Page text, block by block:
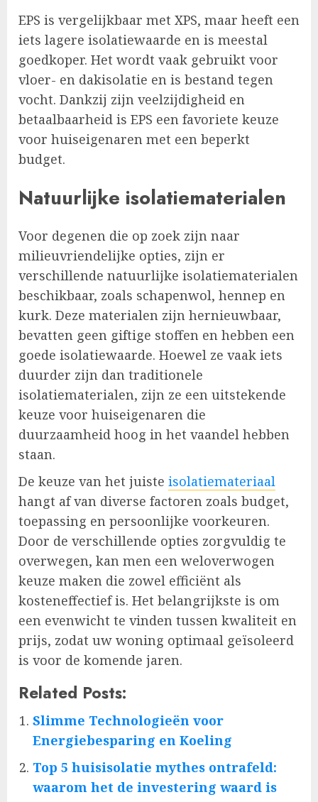
EPS is vergelijkbaar met XPS, maar heeft een
iets lagere isolatiewaarde en is meestal
goedkoper. Het wordt vaak gebruikt voor
vloer- en dakisolatie en is bestand tegen
vocht. Dankzij zijn veelzijdigheid en
betaalbaarheid is EPS een favoriete keuze
voor huiseigenaren met een beperkt
budget.
Natuurlijke isolatiematerialen
Voor degenen die op zoek zijn naar
milieuvriendelijke opties, zijn er
verschillende natuurlijke isolatiematerialen
beschikbaar, zoals schapenwol, hennep en
kurk. Deze materialen zijn hernieuwbaar,
bevatten geen giftige stoffen en hebben een
goede isolatiewaarde. Hoewel ze vaak iets
duurder zijn dan traditionele
isolatiematerialen, zijn ze een uitstekende
keuze voor huiseigenaren die
duurzaamheid hoog in het vaandel hebben
staan.
De keuze van het juiste isolatiemateriaal
hangt af van diverse factoren zoals budget,
toepassing en persoonlijke voorkeuren.
Door de verschillende opties zorgvuldig te
overwegen, kan men een weloverwogen
keuze maken die zowel efficiënt als
kosteneffectief is. Het belangrijkste is om
een evenwicht te vinden tussen kwaliteit en
prijs, zodat uw woning optimaal geïsoleerd
is voor de komende jaren.
Related Posts:
Slimme Technologieën voor
Energiebesparing en Koeling
Top 5 huisisolatie mythes ontrafeld:
waarom het de investering waard is